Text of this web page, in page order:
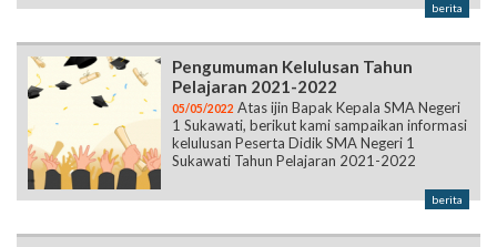
berita
Pengumuman Kelulusan Tahun
Pelajaran 2021-2022
05/05/2022 Atas ijin Bapak Kepala SMA Negeri
1 Sukawati, berikut kami sampaikan informasi
kelulusan Peserta Didik SMA Negeri 1
Sukawati Tahun Pelajaran 2021-2022
berita